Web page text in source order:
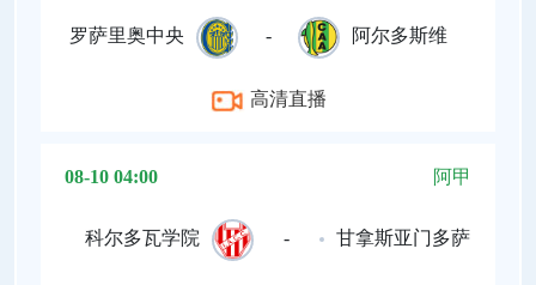
罗萨里奥中央 - 阿尔多斯维
高清直播
08-10 04:00 阿甲
科尔多瓦学院 - 甘拿斯亚门多萨